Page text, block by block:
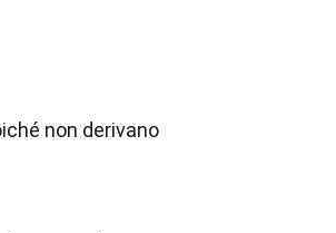
non derivano